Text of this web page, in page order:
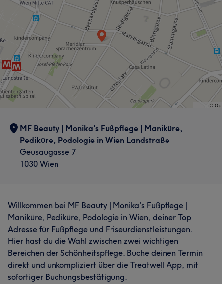
MF Beauty | Monika's Fußpflege | Maniküre,
Pediküre, Podologie in Wien Landstraße
Geusaugasse 7
1030 Wien
Willkommen bei MF Beauty | Monika's Fußpflege |
Maniküre, Pediküre, Podologie in Wien, deiner Top
Adresse für Fußpflege und Friseurdienstleistungen.
Hier hast du die Wahl zwischen zwei wichtigen
Bereichen der Schönheitspflege. Buche deinen Termin
direkt und unkompliziert über die Treatwell App, mit
sofortiger Buchungsbestätigung.